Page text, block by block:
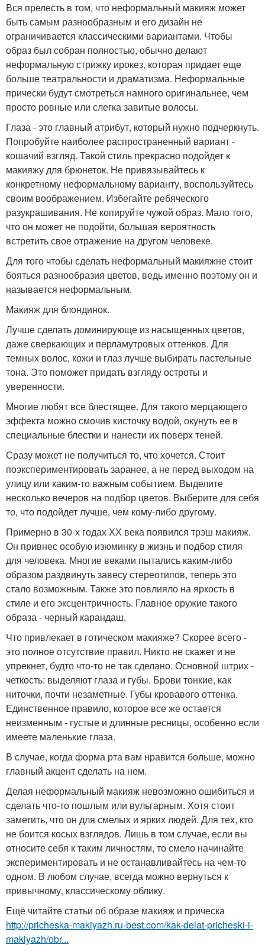
Вся прелесть в том, что неформальный макияж может
быть самым разнообразным и его дизайн не
ограничивается классическими вариантами. Чтобы
образ был собран полностью, обычно делают
неформальную стрижку ирокез, которая придает еще
больше театральности и драматизма. Неформальные
прически будут смотреться намного оригинальнее, чем
просто ровные или слегка завитые волосы.
Глаза - это главный атрибут, который нужно подчеркнуть.
Попробуйте наиболее распространенный вариант -
кошачий взгляд. Такой стиль прекрасно подойдет к
макияжу для брюнеток. Не привязывайтесь к
конкретному неформальному варианту, воспользуйтесь
своим воображением. Избегайте ребяческого
разукрашивания. Не копируйте чужой образ. Мало того,
что он может не подойти, большая вероятность
встретить свое отражение на другом человеке.
Для того чтобы сделать неформальный макияжне стоит
бояться разнообразия цветов, ведь именно поэтому он и
называется неформальным.
Макияж для блондинок.
Лучше сделать доминирующе из насыщенных цветов,
даже сверкающих и перламутровых оттенков. Для
темных волос, кожи и глаз лучше выбирать пастельные
тона. Это поможет придать взгляду остроты и
уверенности.
Многие любят все блестящее. Для такого мерцающего
эффекта можно смочив кисточку водой, окунуть ее в
специальные блестки и нанести их поверх теней.
Сразу может не получиться то, что хочется. Стоит
поэкспериментировать заранее, а не перед выходом на
улицу или каким-то важным событием. Выделите
несколько вечеров на подбор цветов. Выберите для себя
то, что подойдет лучше, чем кому-либо другому.
Примерно в 30-х годах ХХ века появился трэш макияж.
Он привнес особую изюминку в жизнь и подбор стиля
для человека. Многие веками пытались каким-либо
образом раздвинуть завесу стереотипов, теперь это
стало возможным. Также это повлияло на яркость в
стиле и его эксцентричность. Главное оружие такого
образа - черный карандаш.
Что привлекает в готическом макияже? Скорее всего -
это полное отсутствие правил. Никто не скажет и не
упрекнет, будто что-то не так сделано. Основной штрих -
четкость: выделяют глаза и губы. Брови тонкие, как
ниточки, почти незаметные. Губы кровавого оттенка.
Единственное правило, которое все же остается
неизменным - густые и длинные ресницы, особенно если
имеете маленькие глаза.
В случае, когда форма рта вам нравится больше, можно
главный акцент сделать на нем.
Делая неформальный макияж невозможно ошибиться и
сделать что-то пошлым или вульгарным. Хотя стоит
заметить, что он для смелых и ярких людей. Для тех, кто
не боится косых взглядов. Лишь в том случае, если вы
относите себя к таким личностям, то смело начинайте
экспериментировать и не останавливайтесь на чем-то
одном. В любом случае, всегда можно вернуться к
привычному, классическому облику.
Ещё читайте статьи об образе макияж и прическа
http://pricheska-makiyazh.ru-best.com/kak-delat-pricheski-i-
makiyazh/obr...